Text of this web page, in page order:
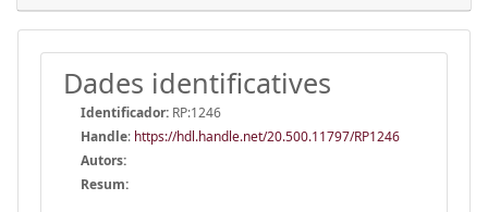
Dades identificatives
Identificador: RP:1246
Handle: https://hdl.handle.net/20.500.11797/RP1246
Autors:
Resum: